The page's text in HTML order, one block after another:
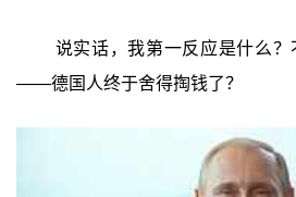
说实话，我第一反应是什么
——德国人终于舍得掏钱了？